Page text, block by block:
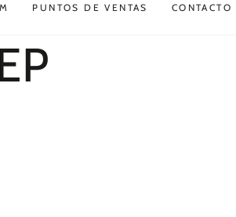
PUNTOS DE VENTAS CONTACTO